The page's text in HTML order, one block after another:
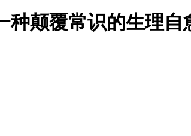
种颠覆常识的生理自